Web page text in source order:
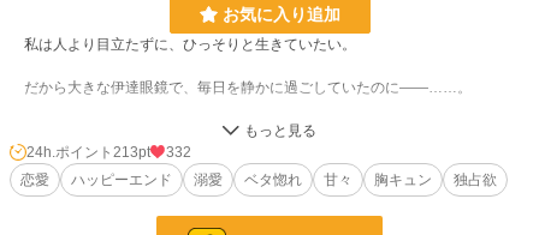
お気に入り追加
私は人より目立たずに、ひっそりと生きていたい。
だから大きな伊達眼鏡で、毎日を静かに過ごしていたのに――……。
「それじゃあこの子は、俺がもらうよ。」
優しく引き寄せられ、“王子様”の腕の中に閉じ込められ。
24h.ポイント 213pt
332
恋愛
ハッピーエンド 溺愛 ベタ惚れ 甘々 胸キュン 独占欲